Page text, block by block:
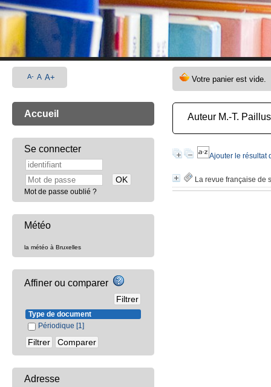
Auteur M.-T.
Ajouter le résultat
La revue française de
A- A A+
Accueil
Se connecter
Mot de passe oublié ?
Météo
la météo à Bruxelles
Affiner ou comparer
Type de document
Périodique [1]
Adresse